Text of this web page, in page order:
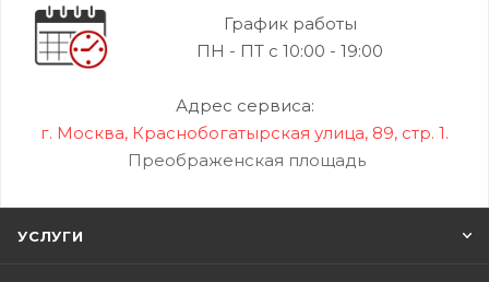
График работы
ПН - ПТ с 10:00 - 19:00
Адрес сервиса:
г. Москва, Краснобогатырская улица, 89, стр. 1.
Преображенская площадь
УСЛУГИ